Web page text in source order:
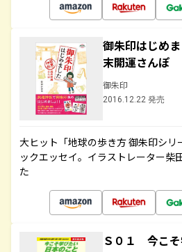
御朱印はじめ
末開運さんぽ
御朱印
2016.12.22 発売
大ヒット「地球の歩き方 御朱印シリ
ックエッセイ。イラストレーター柴
た
Ｓ０１ 今こそ